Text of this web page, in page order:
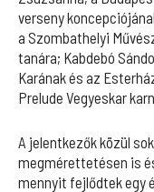
verseny
a Szombathelyi
tanára; Kabdebó
Karának és az
Prelude Vegyeskar
A jelentkezők közül
megmérettetésen is
mennyit fejlődtek egy